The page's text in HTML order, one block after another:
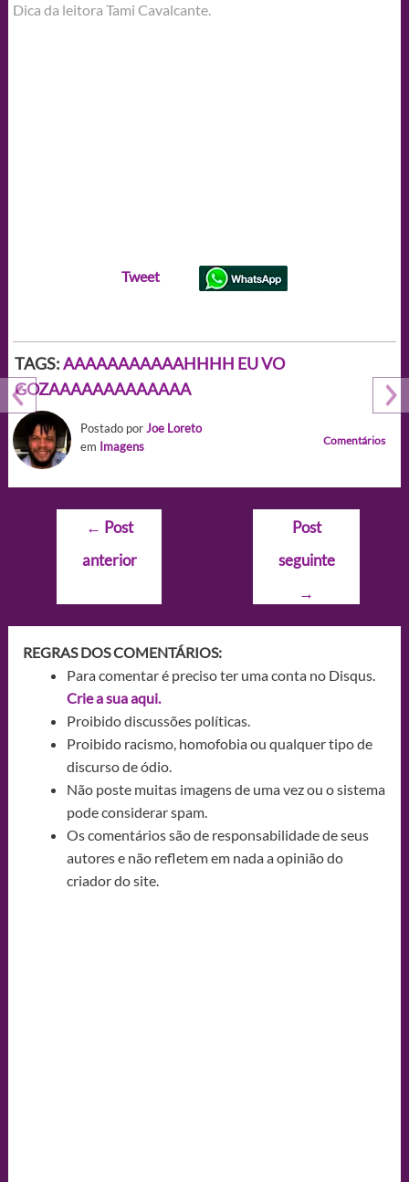
Dica da leitora Tami Cavalcante.
Tweet
TAGS:AAAAAAAAAAAHHHH EU VO
GOZAAAAAAAAAAAAA
Postado porJoe Loreto
em Imagens Comentários
Navegação
Post
← Post
anterior
Post
seguinte
→
REGRAS DOS COMENTÁRIOS:
Para comentar é preciso ter uma conta no Disqus.
Crie a sua aqui.
Proibido discussões políticas.
Proibido racismo, homofobia ou qualquer tipo de
discurso de ódio.
Não poste muitas imagens de uma vez ou o sistema
pode considerar spam.
Os comentários são de responsabilidade de seus
autores e não refletem em nada a opinião do
criador do site.